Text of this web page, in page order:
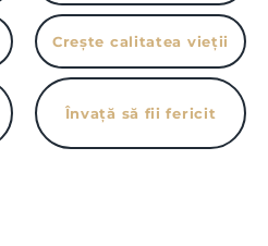
Crește calitatea vieții
Învață să fii fericit